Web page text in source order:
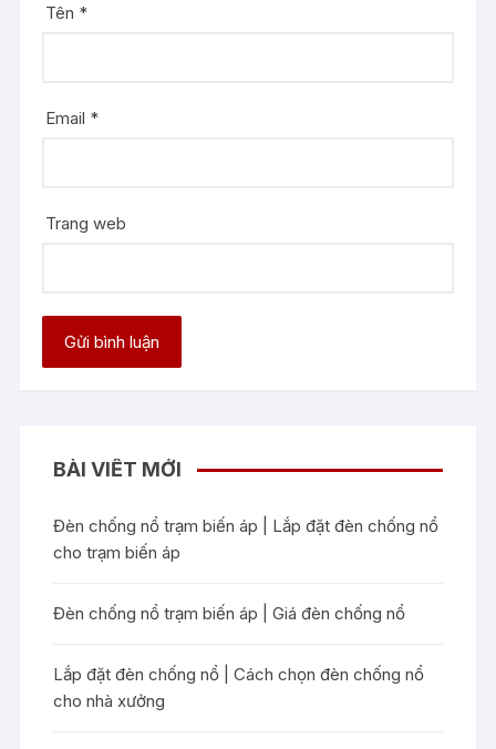
Tên *
Email *
Trang web
BÀI VIẾT MỚI
Đèn chống nổ trạm biến áp | Lắp đặt đèn chống nổ
cho trạm biến áp
Đèn chống nổ trạm biến áp | Giá đèn chống nổ
Lắp đặt đèn chống nổ | Cách chọn đèn chống nổ
cho nhà xưởng